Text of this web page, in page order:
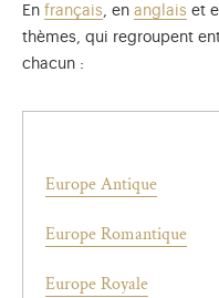
En français, en anglais et
thèmes, qui regroupent
chacun :
Europe Antique
Europe Romantique
Europe Royale